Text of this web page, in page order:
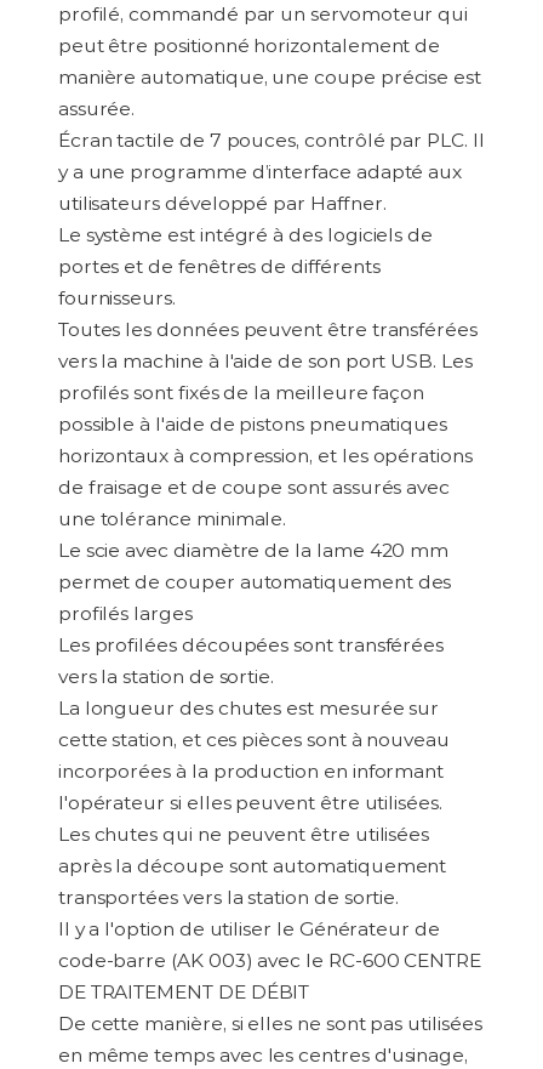
profilé, commandé par un servomoteur qui
peut être positionné horizontalement de
manière automatique, une coupe précise est
assurée.
Écran tactile de 7 pouces, contrôlé par PLC. Il
y a une programme d’interface adapté aux
utilisateurs développé par Haffner.
Le système est intégré à des logiciels de
portes et de fenêtres de différents
fournisseurs.
Toutes les données peuvent être transférées
vers la machine à l'aide de son port USB. Les
profilés sont fixés de la meilleure façon
possible à l'aide de pistons pneumatiques
horizontaux à compression, et les opérations
de fraisage et de coupe sont assurés avec
une tolérance minimale.
Le scie avec diamètre de la lame 420 mm
permet de couper automatiquement des
profilés larges
Les profilées découpées sont transférées
vers la station de sortie.
La longueur des chutes est mesurée sur
cette station, et ces pièces sont à nouveau
incorporées à la production en informant
l'opérateur si elles peuvent être utilisées.
Les chutes qui ne peuvent être utilisées
après la découpe sont automatiquement
transportées vers la station de sortie.
Il y a l'option de utiliser le Générateur de
code-barre (AK 003) avec le RC-600 CENTRE
DE TRAITEMENT DE DÉBIT
De cette manière, si elles ne sont pas utilisées
en même temps avec les centres d'usinage,